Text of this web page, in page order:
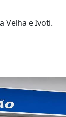
Velha e Ivoti.